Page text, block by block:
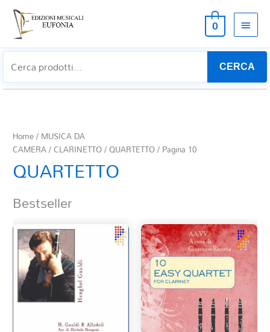
0
CERCA
Home/ MUSICA DA
CAMERA/CLARINETTO/ QUARTETTO/ Pagina 10
QUARTETTO
Bestseller